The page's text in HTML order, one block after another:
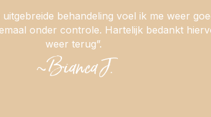
behandeling voel ik me weer
onder controle. Hartelijk bedankt
weer terug”.
~Bianca J.